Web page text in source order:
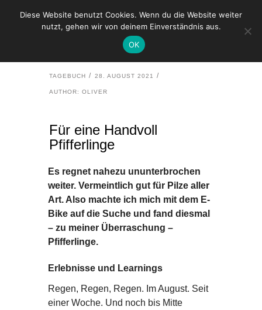
TAGEBUCH 28. AUGUST 2021
AUTHOR: OLIVER
Für eine Handvoll
Pfifferlinge
Es regnet nahezu ununterbrochen
weiter. Vermeintlich gut für Pilze aller
Art. Also machte ich mich mit dem E-
Bike auf die Suche und fand diesmal
– zu meiner Überraschung –
Pfifferlinge.
Erlebnisse und Learnings
Regen, Regen, Regen. Im August. Seit
einer Woche. Und noch bis Mitte
Diese Website benutzt Cookies. Wenn du die Website weiter
nutzt, gehen wir von deinem Einverständnis aus.
OK